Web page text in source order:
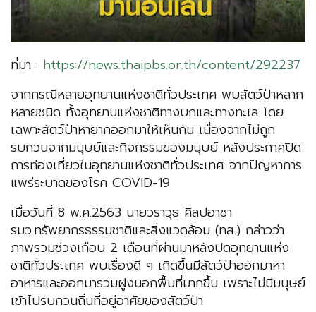
ที่มา : https://news.thaipbs.or.th/content/292237
จากกรณีหลายอุทยานแห่งชาติทั่วประเทศ พบสัตว์ป่าหลาก
หลายชนิด ทั้งอุทยานแห่งชาติทางบกและทางทะเล โดย
เฉพาะสัตว์ป่าหายากออกมาให้เห็นกัน เนื่องจากไม่ถูก
รบกวนจากมนุษย์และกิจกรรมของมนุษย์ หลังประกาศปิด
การท่องเที่ยวในอุทยานแห่งชาติทั่วประเทศ จากปัญหาการ
แพร่ระบาดของโรค COVID-19
เมื่อวันที่ 8 พ.ค.2563 นายวราวุธ ศิลปอาชา
รมว.ทรัพยากรธรรมชาติและสิ่งแวดล้อม (ทส.) กล่าวว่า
ภาพรวมช่วงเกือบ 2 เดือนที่ผ่านมาหลังปิดอุทยานแห่ง
ชาติทั่วประเทศ พบเรื่องดี ๆ เกิดขึ้นมีสัตว์ป่าออกมาหา
อาหารและออกมารวมฝูงนอกพื้นที่มากขึ้น เพราะไม่มีมนุษย์
เข้าไปรบกวนถิ่นที่อยู่อาศัยของสัตว์ป่า